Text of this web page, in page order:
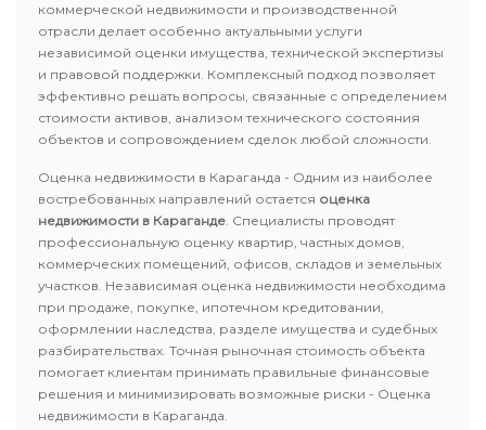
коммерческой недвижимости и производственной
отрасли делает особенно актуальными услуги
независимой оценки имущества, технической экспертизы
и правовой поддержки. Комплексный подход позволяет
эффективно решать вопросы, связанные с определением
стоимости активов, анализом технического состояния
объектов и сопровождением сделок любой сложности.
Оценка недвижимости в Караганда - Одним из наиболее
востребованных направлений остается оценка
недвижимости в Караганде. Специалисты проводят
профессиональную оценку квартир, частных домов,
коммерческих помещений, офисов, складов и земельных
участков. Независимая оценка недвижимости необходима
при продаже, покупке, ипотечном кредитовании,
оформлении наследства, разделе имущества и судебных
разбирательствах. Точная рыночная стоимость объекта
помогает клиентам принимать правильные финансовые
решения и минимизировать возможные риски - Оценка
недвижимости в Караганда.